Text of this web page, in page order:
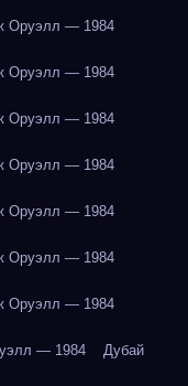
Оруэлл — 1984
Оруэлл — 1984
Оруэлл — 1984
Оруэлл — 1984
Оруэлл — 1984
Оруэлл — 1984
Оруэлл — 1984
— 1984 Дубай